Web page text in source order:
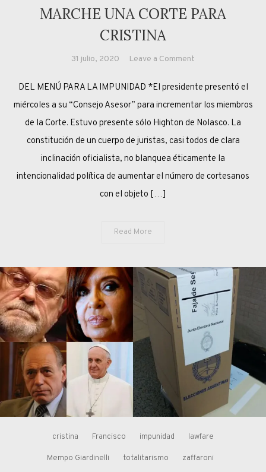
MARCHE UNA CORTE PARA
CRISTINA
31 julio, 2020 Leave a Comment
UNA
CORTE
PARA
DEL MENÚ PARA LA IMPUNIDAD *El presidente presentó el
miércoles a su “Consejo Asesor” para incrementar los miembros
de la Corte. Estuvo presente sólo Highton de Nolasco. La
constitución de un cuerpo de juristas, casi todos de clara
inclinación oficialista, no blanquea éticamente la
intencionalidad política de aumentar el número de cortesanos
con el objeto […]
Read More
cristina Francisco impunidad lawfare
Mempo Giardinelli totalitarismo zaffaroni